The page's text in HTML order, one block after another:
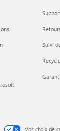
Retours
Suivi
Vos choix de